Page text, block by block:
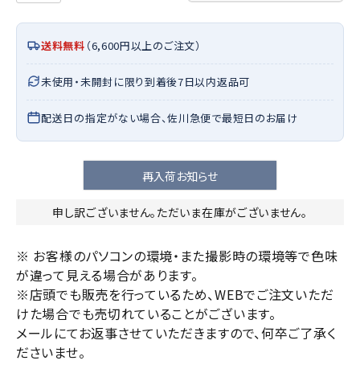
送料無料 （6,600円以上のご注文）
未使用・未開封に限り到着後7日以内返品可
配送日の指定がない場合、佐川急便で最短日のお届け
再入荷お知らせ
申し訳ございません。ただいま在庫がございません。
※ お客様のパソコンの環境・また撮影時の環境等で色味
が違って見える場合があります。
※店頭でも販売を行っているため、WEBでご注文いただ
けた場合でも売切れていることがございます。
メールにてお返事させていただきますので、何卒ご了承く
ださいませ。